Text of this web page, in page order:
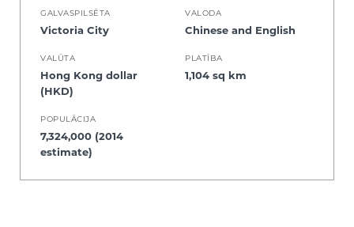
GALVASPILSĒTA
Victoria City
VALODA
Chinese and English
VALŪTA
Hong Kong dollar
(HKD)
PLATĪBA
1,104 sq km
POPULĀCIJA
7,324,000 (2014
estimate)